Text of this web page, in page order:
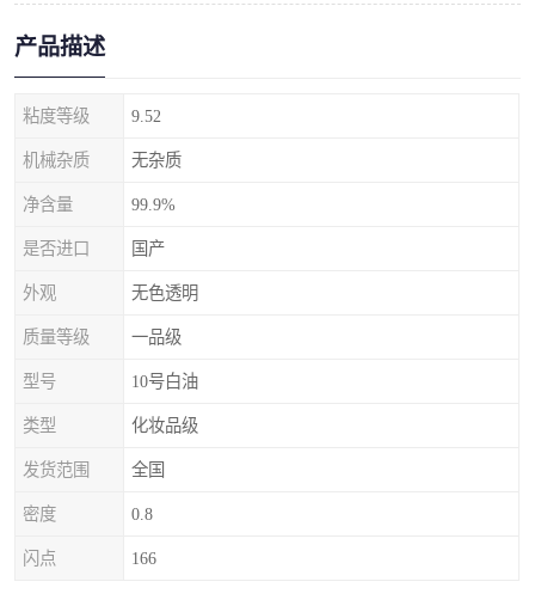
产品描述
粘度等级 9.52
机械杂质 无杂质
净含量 99.9%
是否进口 国产
外观 无色透明
质量等级 一品级
型号 10号白油
类型 化妆品级
发货范围 全国
密度 0.8
闪点 166